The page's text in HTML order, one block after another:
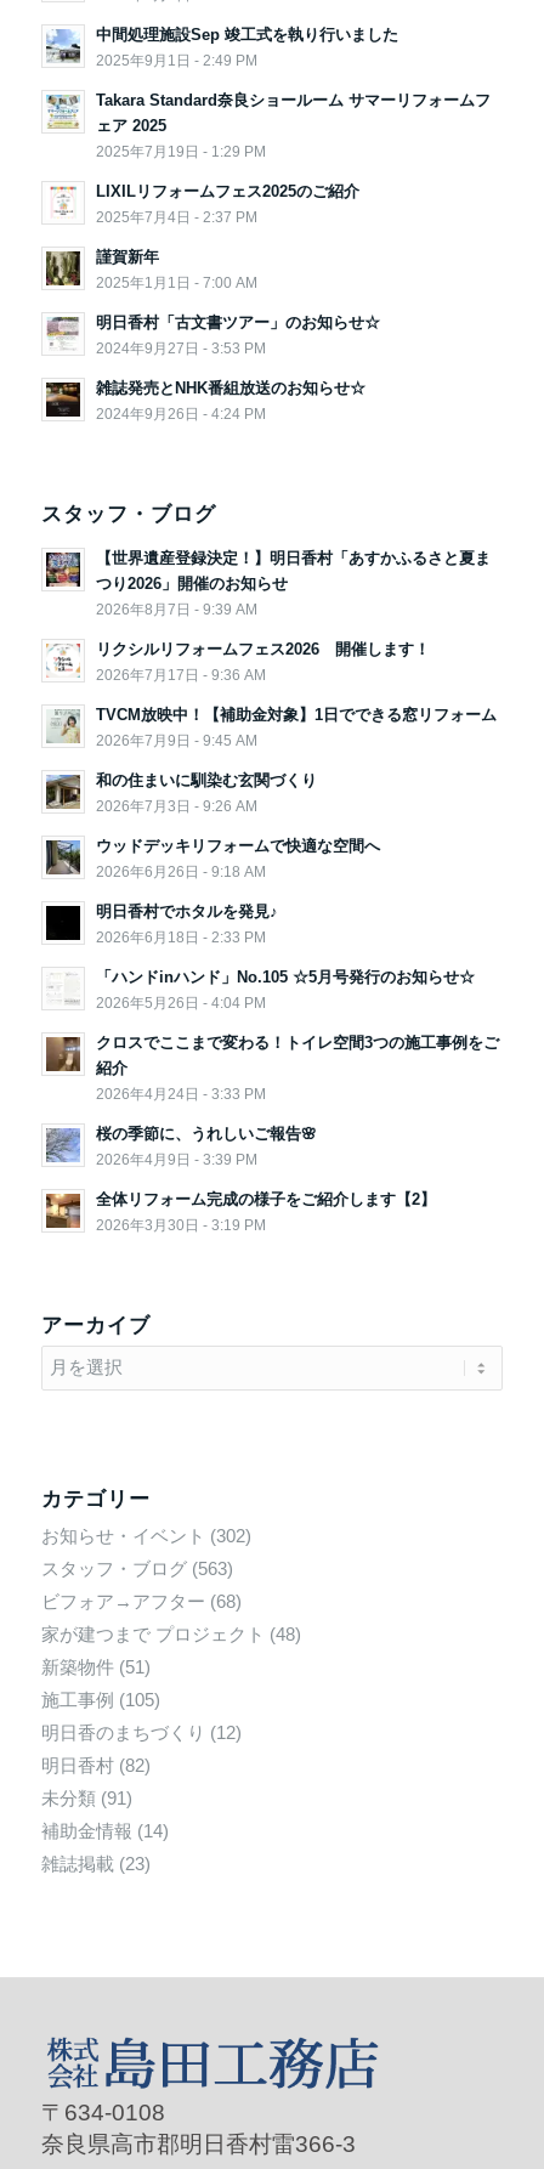
中間処理施設Sep 竣工式を執り行いました
2025年9月1日 - 2:49 PM
Takara Standard奈良ショールーム サマーリフォームフ
ェア 2025
2025年7月19日 - 1:29 PM
LIXILリフォームフェス2025のご紹介
2025年7月4日 - 2:37 PM
謹賀新年
2025年1月1日 - 7:00 AM
明日香村「古文書ツアー」のお知らせ☆
2024年9月27日 - 3:53 PM
雑誌発売とNHK番組放送のお知らせ☆
2024年9月26日 - 4:24 PM
スタッフ・ブログ
【世界遺産登録決定！】明日香村「あすかふるさと夏ま
つり2026」開催のお知らせ
2026年8月7日 - 9:39 AM
リクシルリフォームフェス2026 開催します！
2026年7月17日 - 9:36 AM
TVCM放映中！【補助金対象】1日でできる窓リフォーム
2026年7月9日 - 9:45 AM
和の住まいに馴染む玄関づくり
2026年7月3日 - 9:26 AM
ウッドデッキリフォームで快適な空間へ
2026年6月26日 - 9:18 AM
明日香村でホタルを発見♪
2026年6月18日 - 2:33 PM
「ハンドinハンド」No.105 ☆5月号発行のお知らせ☆
2026年5月26日 - 4:04 PM
クロスでここまで変わる！トイレ空間3つの施工事例をご
紹介
2026年4月24日 - 3:33 PM
桜の季節に、うれしいご報告🌸
2026年4月9日 - 3:39 PM
全体リフォーム完成の様子をご紹介します【2】
2026年3月30日 - 3:19 PM
アーカイブ
カテゴリー
お知らせ・イベント (302)
スタッフ・ブログ(563)
ビフォア→アフター (68)
家が建つまで プロジェクト (48)
新築物件(51)
施工事例 (105)
明日香のまちづくり (12)
明日香村(82)
未分類(91)
補助金情報 (14)
雑誌掲載 (23)
〒634-0108
奈良県高市郡明日香村雷366-3